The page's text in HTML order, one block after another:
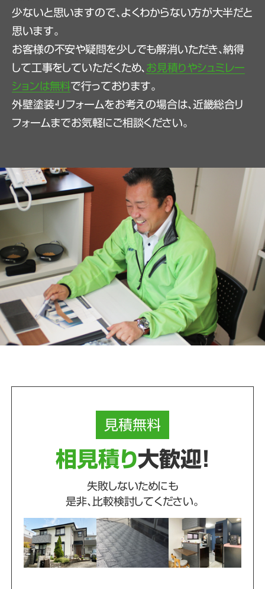
少ないと思いますので、よくわからない方が大半だと
思います。
お客様の不安や疑問を少しでも解消いただき、納得
して工事をしていただくため、 お見積りやシュミレー
ションは無料で行っております。
外壁塗装・リフォームをお考えの場合は、近畿総合リ
フォームまでお気軽にご相談ください。
見積無料
相見積り大歓迎！
失敗しないためにも
是非、比較検討してください。